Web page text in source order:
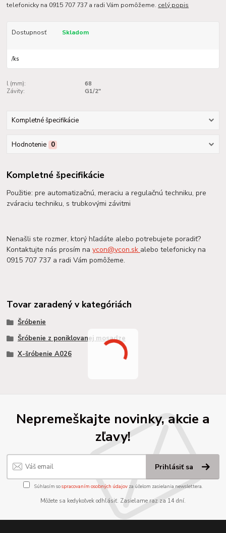
telefonicky na 0915 707 737 a radi Vám pomôžeme. celý popis
Dostupnosť Skladom
/ks
l (mm):
68
Závity:
G1/2"
Kompletné špecifikácie
Hodnotenie 0
Kompletné špecifikácie
Použitie: pre automatizačnú, meraciu a regulačnú techniku, pre
zváraciu techniku, s trubkovými závitmi
Nenašli ste rozmer, ktorý hľadáte alebo potrebujete poradiť?
Kontaktujte nás prosím naycon@ycon.sk alebo telefonicky na
0915 707 737 a radi Vám pomôžeme.
Tovar zaradený v kategóriách
Šróbenie
Šróbenie z poniklovanej mosadze
X-šróbenie A026
Nepremeškajte novinky, akcie a
zľavy!
Prihlásiť sa
Súhlasím sospracovaním osobných údajov za účelom zasielania newslettera.
Môžete sa kedykoľvek odhlásiť. Zasielame raz za 14 dní.